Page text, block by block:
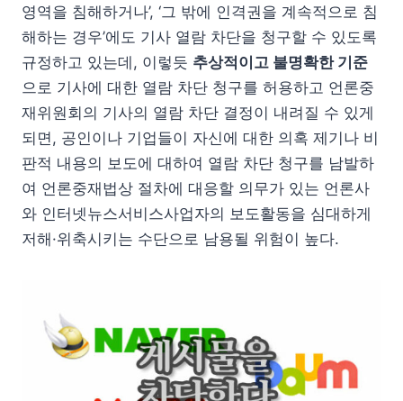
영역을 침해하거나’, ‘그 밖에 인격권을 계속적으로 침
해하는 경우’에도 기사 열람 차단을 청구할 수 있도록
규정하고 있는데, 이렇듯 추상적이고 불명확한 기준
으로 기사에 대한 열람 차단 청구를 허용하고 언론중
재위원회의 기사의 열람 차단 결정이 내려질 수 있게
되면, 공인이나 기업들이 자신에 대한 의혹 제기나 비
판적 내용의 보도에 대하여 열람 차단 청구를 남발하
여 언론중재법상 절차에 대응할 의무가 있는 언론사
와 인터넷뉴스서비스사업자의 보도활동을 심대하게
저해·위축시키는 수단으로 남용될 위험이 높다.